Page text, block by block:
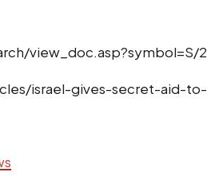
view_doc.asp?symbol=S/
israel-gives-secret-aid-to-